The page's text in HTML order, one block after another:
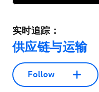
实时追踪：
供应链与运输
Follow